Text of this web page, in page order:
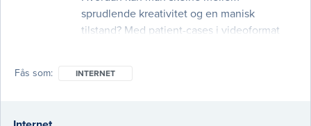
sprudlende kreativitet og en manisk
tilstand? Med patient-cases i videoformat
psykopatologiske videoleksikon sætter
Fås som INTERNET